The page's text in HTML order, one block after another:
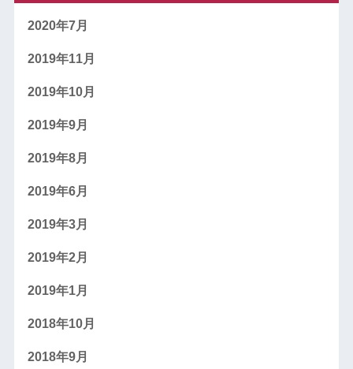
2020年7月
2019年11月
2019年10月
2019年9月
2019年8月
2019年6月
2019年3月
2019年2月
2019年1月
2018年10月
2018年9月